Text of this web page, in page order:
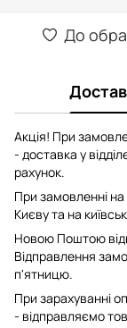
До
Акція! При
- доставка у
рахунок.
При замовленні
Києву та на
Новою Поштою
Відправлення
п'ятницю.
При зарахуванні
- відправляємо